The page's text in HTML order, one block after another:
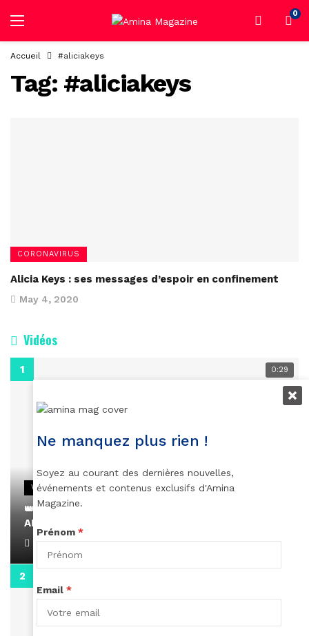
0
Accueil #aliciakeys
Tag: #aliciakeys
CORONAVIRUS
Alicia Keys : ses messages d’espoir en confinement
May 4, 2020
Vidéos
0:29
VIDEOS
👑 Remerciements à Ayden pour son message sur
AMINA, le Magazine de la Femme
April 1, 2022
Ne manquez plus rien !
Soyez au courant des dernières nouvelles,
événements et contenus exclusifs d'Amina
Magazine.
Prénom *
Email *